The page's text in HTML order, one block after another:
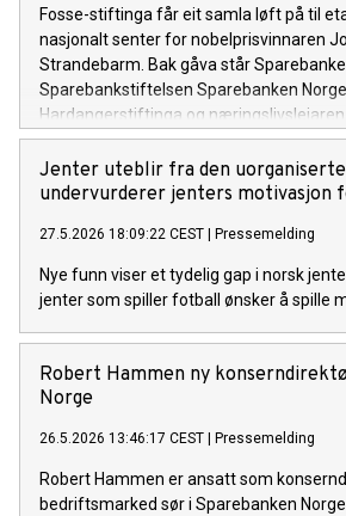
Fosse-stiftinga får eit samla løft på til
nasjonalt senter for nobelprisvinnaren
Strandebarm. Bak gåva står
Sparebankstiftelsen Sparebanken
Hardangerstiftinga og næringslivsleiaren
Jenter uteblir fra den
undervurderer jenters motivasjon
27.5.2026 18:09:22 CEST Pressemelding
Nye funn viser et tydelig gap i norsk
jenter som spiller fotball ønsker å spille
Robert Hammen ny
Norge
26.5.2026 13:46:17 CEST Pressemelding
Robert Hammen er ansatt som
bedriftsmarked sør i Sparebanken